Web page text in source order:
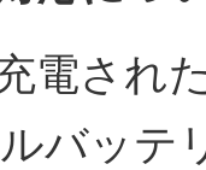
電され
バッテ